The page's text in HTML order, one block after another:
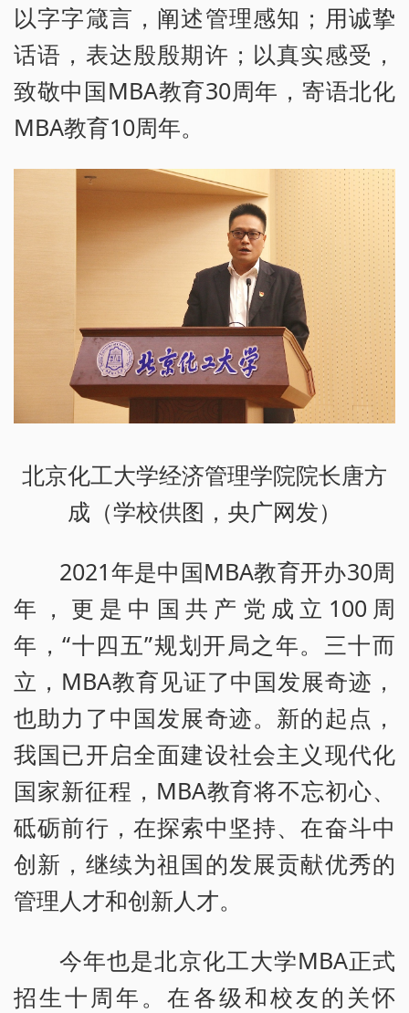
以字字箴言，阐述管理感知；用诚挚
话语，表达殷殷期许；以真实感受，
致敬中国MBA教育30周年，寄语北化
MBA教育10周年。
北京化工大学经济管理学院院长唐方
成（学校供图，央广网发）
2021年是中国MBA教育开办30周
年，更是中国共产党成立100周
年，“十四五”规划开局之年。三十而
立，MBA教育见证了中国发展奇迹，
也助力了中国发展奇迹。新的起点，
我国已开启全面建设社会主义现代化
国家新征程，MBA教育将不忘初心、
砥砺前行，在探索中坚持、在奋斗中
创新，继续为祖国的发展贡献优秀的
管理人才和创新人才。
今年也是北京化工大学MBA正式
招生十周年。在各级和校友的关怀